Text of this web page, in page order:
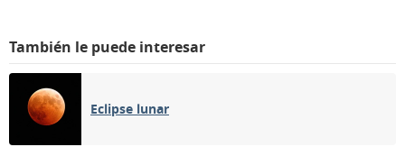
También le puede interesar
Eclipse lunar